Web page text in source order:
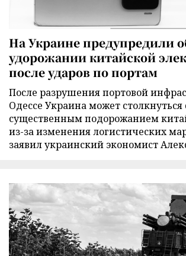
На Украине предупредили
удорожании китайской
после ударов по портам
После разрушения портовой
Одессе Украина может столкнуться
существенным подорожанием
из-за изменения логистических
заявил украинский экономист